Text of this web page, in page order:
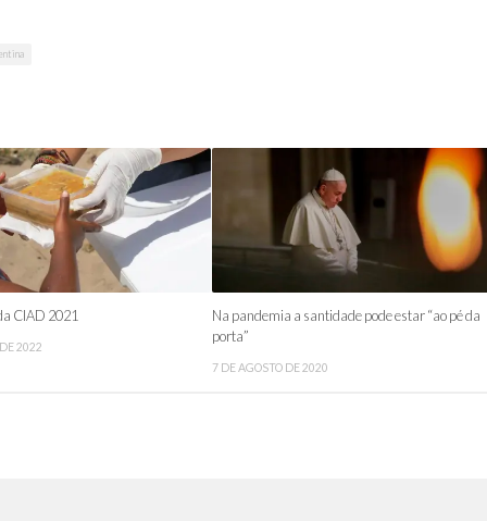
CIAD 2021
2022
Na pandemia a santidade pode estar “ao pé da
porta”
7 DE AGOSTO DE 2020